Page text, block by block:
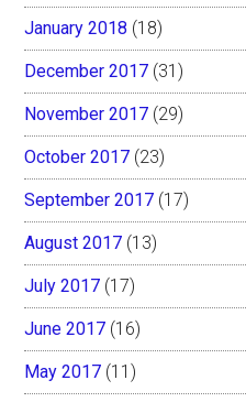
January 2018 (18)
December 2017 (31)
November 2017 (29)
October 2017 (23)
September 2017 (17)
August 2017 (13)
July 2017 (17)
June 2017 (16)
May 2017 (11)